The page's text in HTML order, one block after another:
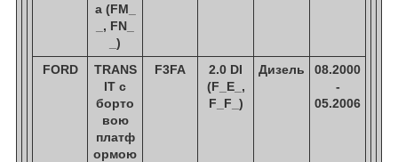
а (FM_
_, FN_
_)
FORD
TRANS
IT c
борто
вою
платф
ормою
F3FA
2.0 DI
(F_E_,
F_F_)
Дизель
08.2000
-
05.2006